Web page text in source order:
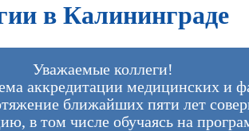
в Калининграде
Уважаемые коллеги!
аккредитации медицинских и
ближайших пяти лет
в том числе обучаясь на